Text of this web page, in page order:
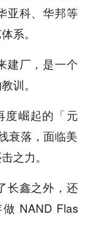
亚科、华邦等
系。
建厂，是一个
训。
度崛起的「元
衰落，面临美
之力。
长鑫之外，还
NAND Flas